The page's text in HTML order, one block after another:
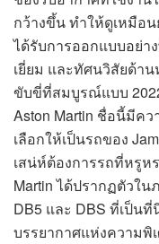
กว้างขึ้น ทำให้ดูเหมือ
ได้รับการออกแบบอย่
เยี่ยม และทัศนวิสัยด้า
ขับขี่ที่สมบูรณ์แบบ
Aston Martin ชื่อนี้มีคว
เลือกให้เป็นรถของ
เสน่ห์ต้องการรถที่หรูห
Martin ได้ปรากฏตัวใ
DB5 และ DBS ที่เป็น
บรรยากาศแห่งความพิ